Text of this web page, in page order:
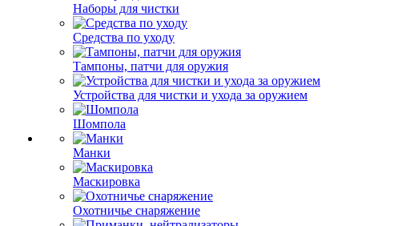
Наборы для чистки
Средства по уходу
Тампоны, патчи для оружия
Устройства для чистки и ухода за оружием
Шомпола
Манки
Маскировка
Охотничье снаряжение